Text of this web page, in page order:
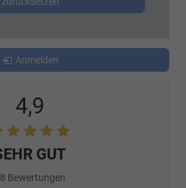
Anmelden
4,9
GUT
Bewertungen